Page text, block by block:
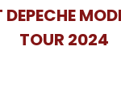
TOUR 2024